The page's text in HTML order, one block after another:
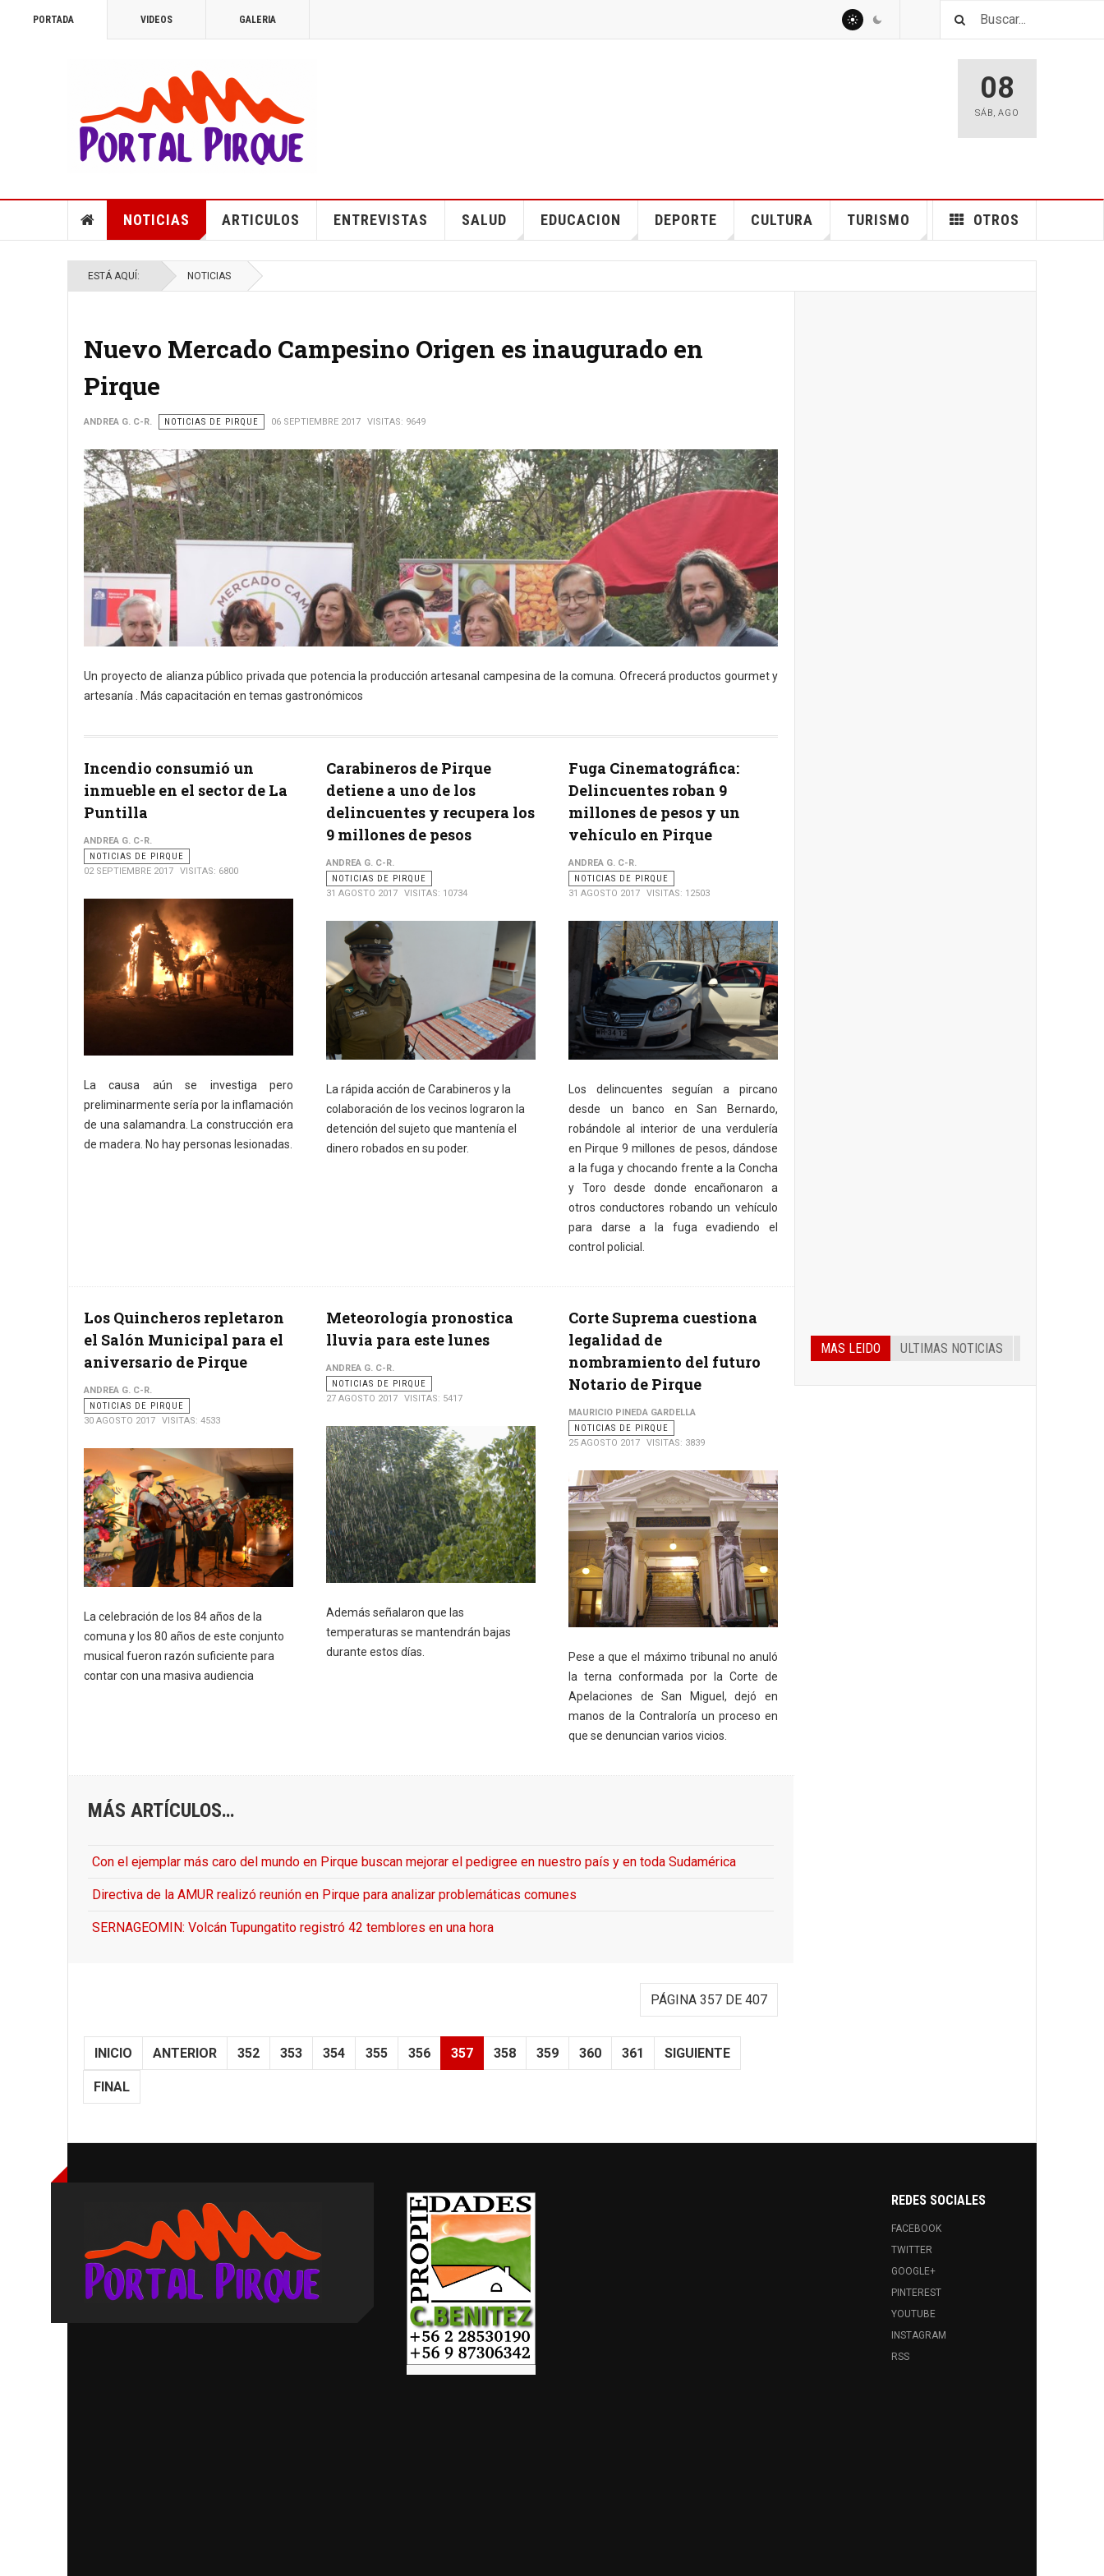
PORTADA VIDEOS GALERIA
08
SÁB, AGO
NOTICIAS ARTICULOS ENTREVISTAS SALUD EDUCACION DEPORTE CULTURA TURISMO OTROS
ESTÁ AQUÍ: NOTICIAS
Nuevo Mercado Campesino Origen es inaugurado en
Pirque
ANDREA G. C-R. NOTICIAS DE PIRQUE 06 SEPTIEMBRE 2017 VISITAS: 9649
Un proyecto de alianza público privada que potencia la producción artesanal campesina de la comuna. Ofrecerá productos gourmet y
artesanía . Más capacitación en temas gastronómicos
Incendio consumió un
inmueble en el sector de La
Puntilla
ANDREA G. C-R.
NOTICIAS DE PIRQUE
02 SEPTIEMBRE 2017
VISITAS: 6800
La causa aún se investiga pero
preliminarmente sería por la inflamación
de una salamandra. La construcción era
de madera. No hay personas lesionadas.
Carabineros de Pirque
detiene a uno de los
delincuentes y recupera los
9 millones de pesos
ANDREA G. C-R.
NOTICIAS DE PIRQUE
31 AGOSTO 2017
VISITAS: 10734
La rápida acción de Carabineros y la
colaboración de los vecinos lograron la
detención del sujeto que mantenía el
dinero robados en su poder.
Fuga Cinematográfica:
Delincuentes roban 9
millones de pesos y un
vehículo en Pirque
ANDREA G. C-R.
NOTICIAS DE PIRQUE
31 AGOSTO 2017
VISITAS: 12503
Los delincuentes seguían a pircano
desde un banco en San Bernardo,
robándole al interior de una verdulería
en Pirque 9 millones de pesos, dándose
a la fuga y chocando frente a la Concha
y Toro desde donde encañonaron a
otros conductores robando un vehículo
para darse a la fuga evadiendo el
control policial.
Los Quincheros repletaron
el Salón Municipal para el
aniversario de Pirque
ANDREA G. C-R.
NOTICIAS DE PIRQUE
30 AGOSTO 2017
VISITAS: 4533
La celebración de los 84 años de la
comuna y los 80 años de este conjunto
musical fueron razón suficiente para
contar con una masiva audiencia
Meteorología pronostica
lluvia para este lunes
ANDREA G. C-R.
NOTICIAS DE PIRQUE
27 AGOSTO 2017
VISITAS: 5417
Además señalaron que las
temperaturas se mantendrán bajas
durante estos días.
Corte Suprema cuestiona
legalidad de
nombramiento del futuro
Notario de Pirque
MAURICIO PINEDA GARDELLA
NOTICIAS DE PIRQUE
25 AGOSTO 2017
VISITAS: 3839
Pese a que el máximo tribunal no anuló
la terna conformada por la Corte de
Apelaciones de San Miguel, dejó en
manos de la Contraloría un proceso en
que se denuncian varios vicios.
MÁS ARTÍCULOS…
Con el ejemplar más caro del mundo en Pirque buscan mejorar el pedigree en nuestro país y en toda Sudamérica
Directiva de la AMUR realizó reunión en Pirque para analizar problemáticas comunes
SERNAGEOMIN: Volcán Tupungatito registró 42 temblores en una hora
PÁGINA 357 DE 407
INICIO ANTERIOR 352 353 354 355 356 357 358 359 360 361 SIGUIENTE
FINAL
MAS LEIDO ULTIMAS NOTICIAS
REDES SOCIALES
FACEBOOK
TWITTER
GOOGLE+
PINTEREST
YOUTUBE
INSTAGRAM
RSS